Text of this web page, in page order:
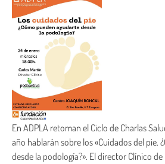
En ADPLA retoman el Ciclo de Charlas
año hablarán sobre los «Cuidados del pie.
desde la podología?». El director Clínico